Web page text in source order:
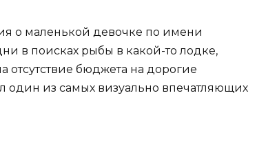
о маленькой девочке по имени
в поисках рыбы в какой-то лодке,
отсутствие бюджета на дорогие
один из самых визуально впечатляющих